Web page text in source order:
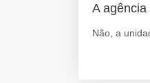
A
Não, a